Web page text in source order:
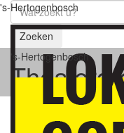
's-Hertogenbosch
's-Hertogenbosch
Zoeken